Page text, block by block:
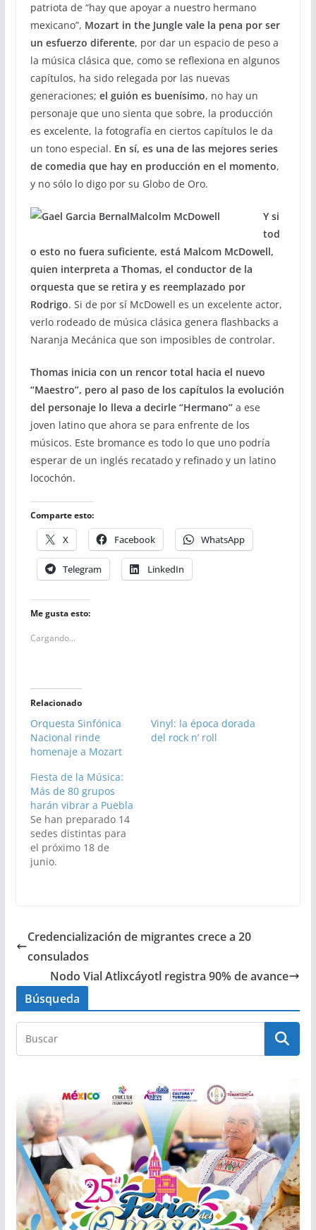
patriota de “hay que apoyar a nuestro hermano
mexicano”, Mozart in the Jungle vale la pena por ser
un esfuerzo diferente, por dar un espacio de peso a
la música clásica que, como se reflexiona en algunos
capítulos, ha sido relegada por las nuevas
generaciones; el guión es buenísimo, no hay un
personaje que uno sienta que sobre, la producción
es excelente, la fotografía en ciertos capítulos le da
un tono especial. En sí, es una de las mejores series
de comedia que hay en producción en el momento,
y no sólo lo digo por su Globo de Oro.
Y si
tod
o esto no fuera suficiente, está Malcom McDowell,
quien interpreta a Thomas, el conductor de la
orquesta que se retira y es reemplazado por
Rodrigo. Si de por sí McDowell es un excelente actor,
verlo rodeado de música clásica genera flashbacks a
Naranja Mecánica que son imposibles de controlar.
Thomas inicia con un rencor total hacia el nuevo
“Maestro”, pero al paso de los capítulos la evolución
del personaje lo lleva a decirle “Hermano”a ese
joven latino que ahora se para enfrente de los
músicos. Este bromance es todo lo que uno podría
esperar de un inglés recatado y refinado y un latino
locochón.
Comparte esto:
X Facebook WhatsApp
Telegram LinkedIn
Me gusta esto:
Cargando...
Relacionado
Orquesta Sinfónica
Nacional rinde
homenaje a Mozart
Vinyl: la época dorada
del rock n’ roll
Fiesta de la Música:
Más de 80 grupos
harán vibrar a Puebla
Se han preparado 14
sedes distintas para
el próximo 18 de
junio.
Credencialización de migrantes crece a 20
consulados
Nodo Vial Atlixcáyotl registra 90% de avance
Búsqueda